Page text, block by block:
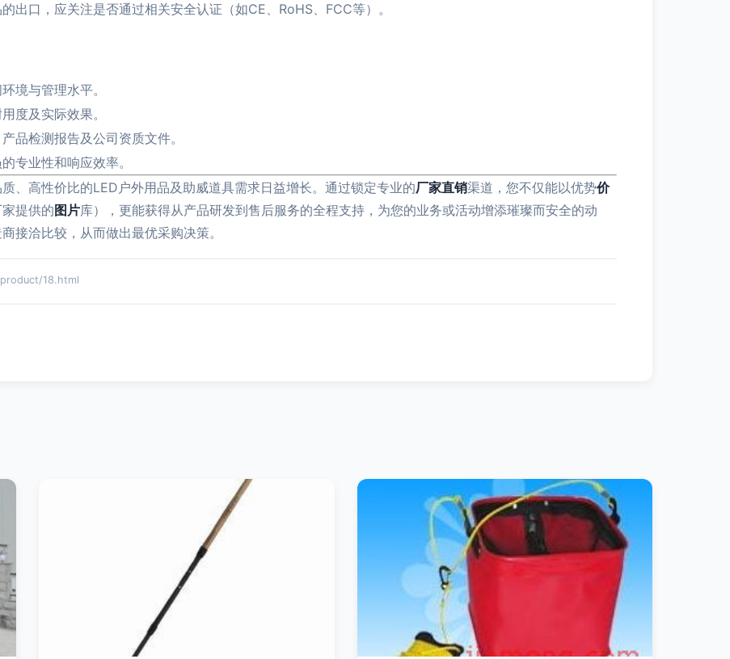
出口，应关注是否通过相关安全认证（如CE、RoHS、FCC等）。
境与管理水平。
度及实际效果。
品检测报告及公司资质文件。
专业性和响应效率。
、高性价比的LED户外用品及助威道具需求日益增长。通过锁定专业的厂家直销渠道，您不仅能以优势价
提供的 图片库），更能获得从产品研发到售后服务的全程支持，为您的业务或活动增添璀璨而安全的动
接洽比较，从而做出最优采购决策。
18.html